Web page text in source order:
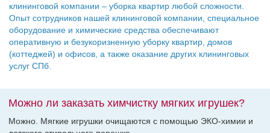
клининговой компании – уборка квартир любой сложности.
Опыт сотрудников нашей клининговой компании, специальное
оборудование и химические средства обеспечивают
оперативную и безукоризненную уборку квартир, домов
(коттеджей) и офисов, а также оказание других клининговых
услуг СПб.
Можно ли заказать химчистку мягких игрушек?
Можно. Мягкие игрушки очищаются с помощью ЭКО-химии и